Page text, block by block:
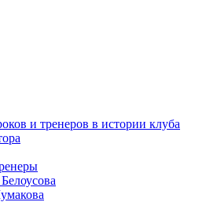
и тренеров в истории клуба